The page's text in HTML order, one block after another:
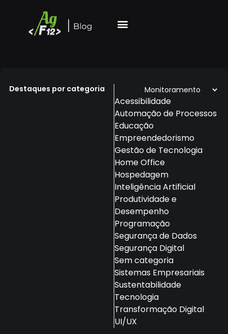
Destaques por categoria
Acessibilidade
Automação de Processos
Educação
Empreendedorismo
Gestão de Tecnologia
Home Office
Hospedagem
Inteligência Artificial
Produtividade e
Desempenho
Programação
Segurança de Dados
Segurança Digital
Sem categoria
Sistemas Empresariais
Sustentabilidade
Tecnologia
Transformação Digital
UI/UX